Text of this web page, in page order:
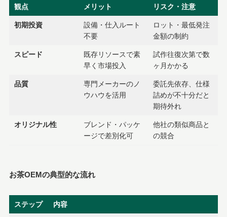
観点 メリット リスク・注意
初期投資
設備・仕入ルート
不要
ロット・最低発注
金額の制約
スピード
既存リソースで素
早く市場投入
試作往復次第で数
ヶ月かかる
品質
専門メーカーのノ
ウハウを活用
委託先依存、仕様
詰めが不十分だと
期待外れ
オリジナル性
ブレンド・パッケ
ージで差別化可
他社の類似商品と
の競合
お茶OEMの典型的な流れ
ステップ 内容